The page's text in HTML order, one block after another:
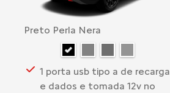
Preto Perla Nera
1 porta usb tipo a de recarga
e dados e tomada 12v no